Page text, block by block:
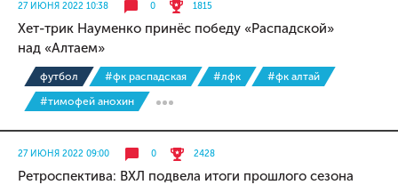
27 ИЮНЯ 2022 10:38 0 1815
Хет-трик Науменко принёс победу «Распадской»
над «Алтаем»
футбол #фк распадская #лфк
#фк алтай
#тимофей анохин
27 ИЮНЯ 2022 09:00 0 2428
Ретроспектива: ВХЛ подвела итоги прошлого сезона